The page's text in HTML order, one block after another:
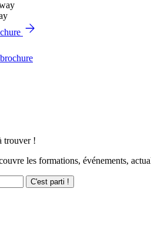
trouver !
les formations, événements,
C'est parti !